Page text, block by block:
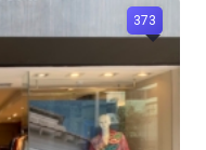
373